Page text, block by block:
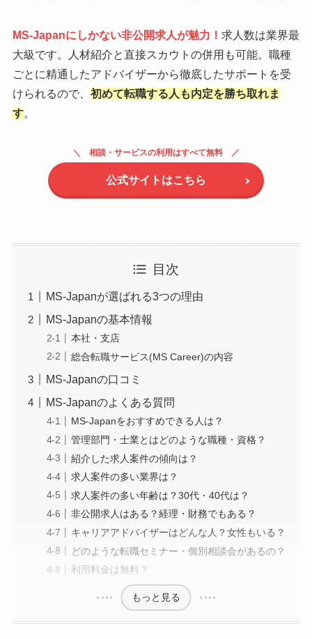
MS-Japanにしかない非公開求人が魅力！ 求人数は業界最
大級です。人材紹介と直接スカウトの併用も可能。職種
ごとに精通したアドバイザーから徹底したサポートを受
けられるので、 初めて転職する人も内定を勝ち取れま
す。
相談・サービスの利用はすべて無料
公式サイトはこちら
目次
MS-Japanが選ばれる3つの理由
MS-Japanの基本情報
本社・支店
総合転職サービス(MS Career)の内容
MS-Japanの口コミ
MS-Japanのよくある質問
MS-Japanをおすすめできる人は？
管理部門・士業とはどのような職種・資格？
紹介した求人案件の傾向は？
求人案件の多い業界は？
求人案件の多い年齢は？30代・40代は？
非公開求人はある？経理・財務でもある？
キャリアアドバイザーはどんな人？女性もいる？
どのような転職セミナー・個別相談会があるの？
利用料金は無料？
もっと見る